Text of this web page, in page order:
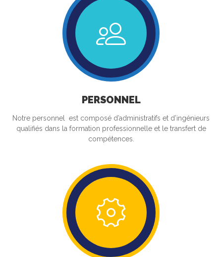
PERSONNEL
Notre personnel est composé d’administratifs et d’ingénieurs
qualifiés dans la formation professionnelle et le transfert de
compétences.